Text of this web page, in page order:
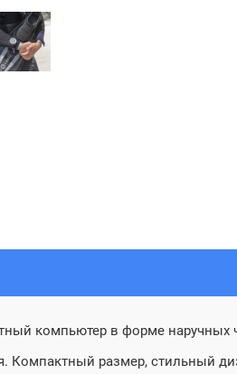
компьютер в форме наручных
Компактный размер, стильный